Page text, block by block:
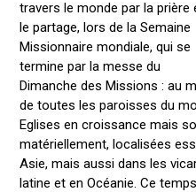
travers le monde par la prière
le partage, lors de la Semaine
Missionnaire mondiale, qui se
termine par la messe du
Dimanche des Missions : au
de toutes les paroisses du
Eglises en croissance mais
matériellement, localisées
Asie, mais aussi dans les
latine et en Océanie. Ce